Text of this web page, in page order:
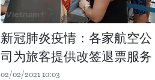
新冠肺炎疫情：各家航空公
司为旅客提供改签退票服务
02/02/2021 10:03